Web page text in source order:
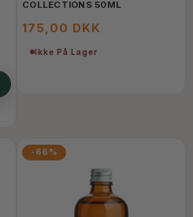
COLLECTIONS 50ML
175,00 DKK
Ikke På Lager
-66%